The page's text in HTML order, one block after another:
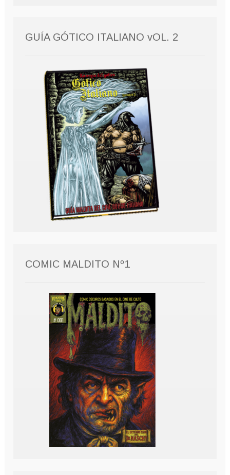
GUÍA GÓTICO ITALIANO vOL. 2
COMIC MALDITO Nº1